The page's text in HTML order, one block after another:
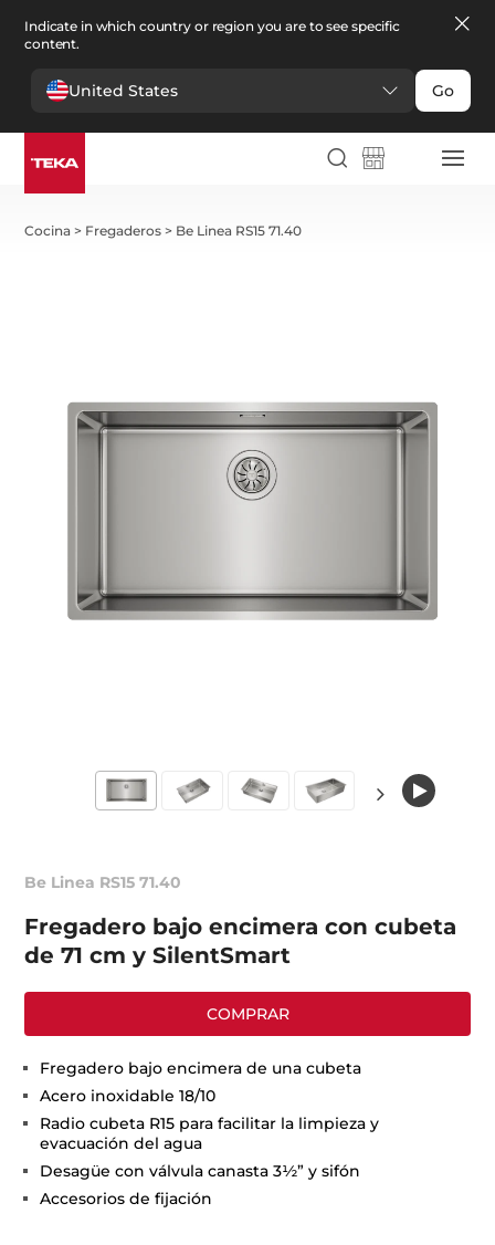
Indicate in which country or region you are to see specific
content.
United States Go
Cocina > Fregaderos > Be Linea RS15 71.40
Be Linea RS15 71.40
Fregadero bajo encimera con cubeta
de 71 cm y SilentSmart
COMPRAR
Fregadero bajo encimera de una cubeta
Acero inoxidable 18/10
Radio cubeta R15 para facilitar la limpieza y
evacuación del agua
Desagüe con válvula canasta 3½” y sifón
Accesorios de fijación